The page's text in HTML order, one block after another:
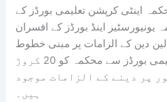
اینٹی کرپشن تعلیمی بورڈز کے
اینڈ بورڈز کے افسران
دین کے الزامات پر مبنی خطوط
جاری کرچکا ہے جس میں تعلیمی بورڈز سے محکمہ کو 20 کروڑ
پر دینے کے الزامات موجود
ہیں۔